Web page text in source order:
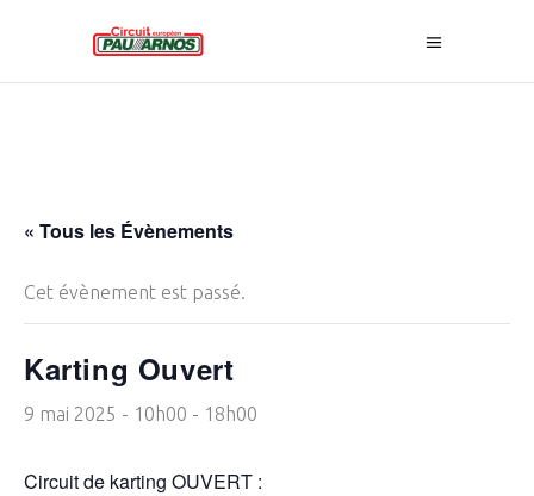
« Tous les Évènements
Cet évènement est passé.
Karting Ouvert
9 mai 2025 - 10h00 - 18h00
Circuit de karting OUVERT :